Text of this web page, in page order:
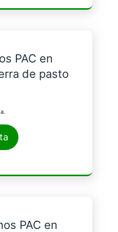
PAC en
de pasto
PAC en